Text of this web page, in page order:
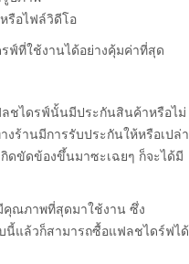
รือไฟล์วิดีโอ
ฟ์ที่ใช้งานได้อย่างคุ้มค่าที่สุด
ชไดรฟ์นั้นมีประกันสินค้าหรือไม่
ร้านมีการรับประกันให้หรือเปล่า
ดขัดข้องขึ้นมาซะเฉยๆ ก็จะได้มี
คุณภาพที่สุดมาใช้งาน ซึ่ง
นี้แล้วก็สามารถซื้อแฟลชไดร์ฟได้